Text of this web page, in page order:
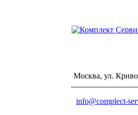
Москва, ул.
info@complect-